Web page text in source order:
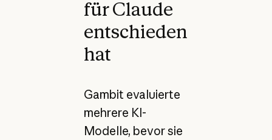
für Claude
entschieden
hat
Gambit evaluierte
mehrere KI-
Modelle, bevor sie